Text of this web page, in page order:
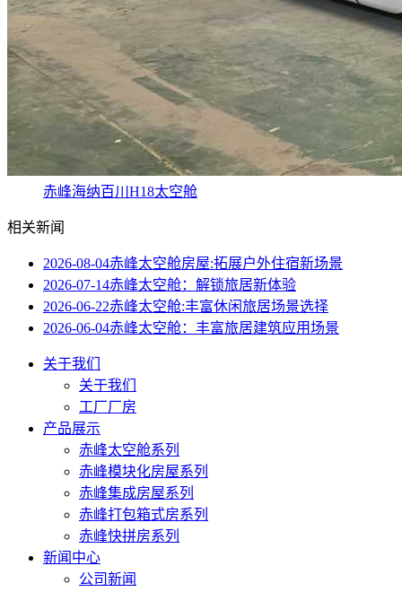
赤峰海纳百川H18太空舱
相关新闻
2026-08-04赤峰太空舱房屋:拓展户外住宿新场景
2026-07-14赤峰太空舱：解锁旅居新体验
2026-06-22赤峰太空舱:丰富休闲旅居场景选择
2026-06-04赤峰太空舱：丰富旅居建筑应用场景
关于我们
关于我们
工厂厂房
产品展示
赤峰太空舱系列
赤峰模块化房屋系列
赤峰集成房屋系列
赤峰打包箱式房系列
赤峰快拼房系列
新闻中心
公司新闻